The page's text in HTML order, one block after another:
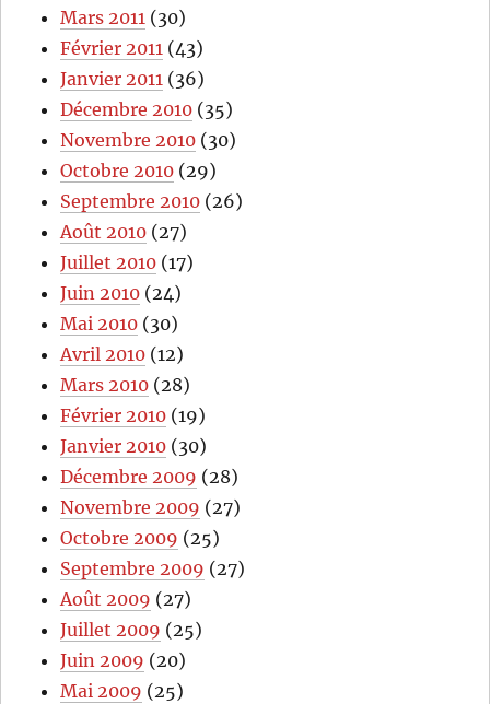
Mars 2011 (30)
Février 2011 (43)
Janvier 2011 (36)
Décembre 2010 (35)
Novembre 2010 (30)
Octobre 2010 (29)
Septembre 2010 (26)
Août 2010 (27)
Juillet 2010 (17)
Juin 2010 (24)
Mai 2010 (30)
Avril 2010 (12)
Mars 2010 (28)
Février 2010 (19)
Janvier 2010 (30)
Décembre 2009 (28)
Novembre 2009 (27)
Octobre 2009 (25)
Septembre 2009 (27)
Août 2009 (27)
Juillet 2009 (25)
Juin 2009 (20)
Mai 2009 (25)